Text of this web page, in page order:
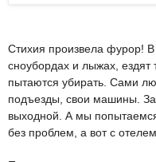
Стихия произвела фурор! В
сноубордах и лыжах, ездят
пытаются убирать. Сами
подъезды, свои машины.
выходной. А мы
без проблем, а вот с